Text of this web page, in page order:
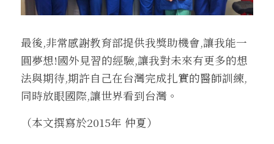
最後,非常感謝教育部提供我獎助機會,讓我能一
圓夢想!國外見習的經驗,讓我對未來有更多的想
法與期待,期許自己在台灣完成扎實的醫師訓練,
同時放眼國際,讓世界看到台灣。
（本文撰寫於2015年 仲夏）